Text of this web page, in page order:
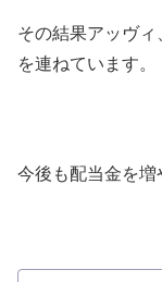
その結果アッヴ
を連ねています。
今後も配当金を増